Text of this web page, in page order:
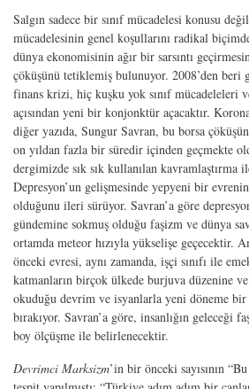
Salgın sadece bir sınıf mücadelesi konusu
mücadelesinin genel koşullarını radikal
dünya ekonomisinin ağır bir sarsıntı
çöküşünü tetiklemiş bulunuyor. 2008’den
finans krizi, hiç kuşku yok sınıf mücadeleleri
açısından yeni bir konjonktür açacaktır.
diğer yazıda, Sungur Savran, bu borsa
on yıldan fazla bir süredir içinden geçmekte
dergimizde sık sık kullanılan kavramlaştırma
Depresyon’un gelişmesinde yepyeni bir evrenin
olduğunu ileri sürüyor. Savran’a göre
gündemine sokmuş olduğu faşizm ve dünya
ortamda meteor hızıyla yükselişe geçecektir.
önceki evresi, aynı zamanda, işçi sınıfı ile
katmanların birçok ülkede burjuva düzenine
okuduğu devrim ve isyanlarla yeni döneme
bırakıyor. Savran’a göre, insanlığın geleceği
boy ölçüşme ile belirlenecektir.
Devrimci Marksizm’in bir önceki sayısının